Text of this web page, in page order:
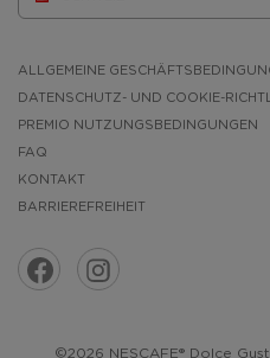
ALLGEMEINE
DATENSCHUTZ- UND COOKIE-
PREMIO NUTZUNGSBEDINGUNGEN
FAQ
KONTAKT
BARRIEREFREIHEIT
©2026 NESCAFE® Dolce